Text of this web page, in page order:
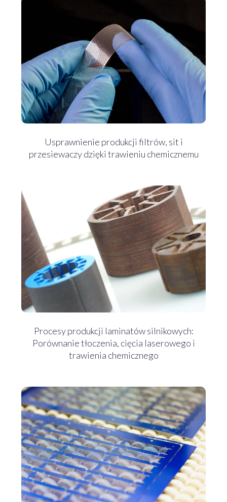
Usprawnienie produkcji filtrów, sit i
przesiewaczy dzięki trawieniu chemicznemu
Procesy produkcji laminatów silnikowych:
Porównanie tłoczenia, cięcia laserowego i
trawienia chemicznego